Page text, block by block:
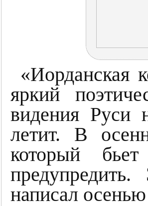
«Иорданская
яркий
видения Руси
летит. В
который
написал